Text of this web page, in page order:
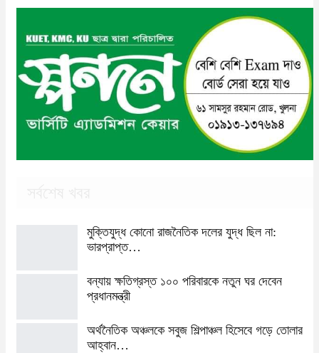
সর্বশেষ খবর
মুক্তিযুদ্ধ কোনো রাজনৈতিক দলের যুদ্ধ ছিল না:
ভারপ্রাপ্ত…
বন্যায় ক্ষতিগ্রস্ত ১০০ পরিবারকে নতুন ঘর দেবেন
প্রধানমন্ত্রী
অর্থনৈতিক অঞ্চলকে সবুজ শিল্পাঞ্চল হিসেবে গড়ে তোলার
আহ্বান…